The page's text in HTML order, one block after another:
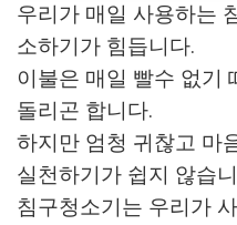
우리가 매일 사용하는
소하기가 힘듭니다.
이불은 매일 빨수 없기
돌리곤 합니다.
하지만 엄청 귀찮고 마
실천하기가 쉽지 않습
침구청소기는 우리가